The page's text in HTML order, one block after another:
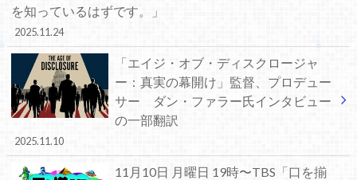
を知っているはずです。」
2025.11.24
「エイジ・オブ・ディスクロージャ
ー：真実の幕開け」監督、プロデュー
サー ダン・ファラー氏インタビュー
の一部翻訳
2025.11.10
11月10日 月曜日 19時〜TBS「口を揃